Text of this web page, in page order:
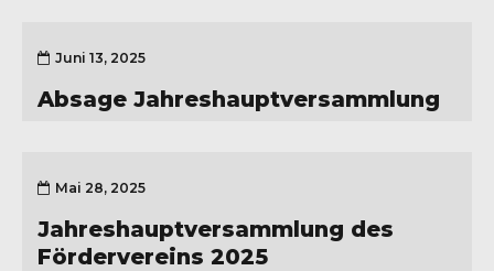
Juni 13, 2025
Absage Jahreshauptversammlung
Mai 28, 2025
Jahreshauptversammlung des
Fördervereins 2025